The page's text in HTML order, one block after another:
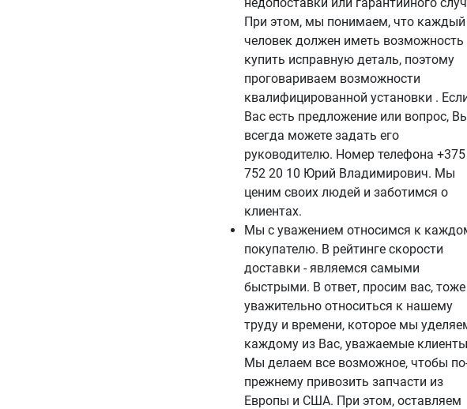
При этом, мы понимаем, что каждый
человек должен иметь возможность
купить исправную деталь, поэтому
проговариваем возможности
квалифицированной установки .
Вас есть предложение или вопрос,
всегда можете задать его
руководителю. Номер телефона
752 20 10 Юрий Владимирович. Мы
ценим своих людей и заботимся о
клиентах.
Мы с уважением относимся к
покупателю. В рейтинге скорости
доставки - являемся самыми
быстрыми. В ответ, просим вас, тоже
уважительно относиться к нашему
труду и времени, которое мы
каждому из Вас, уважаемые
Мы делаем все возможное, чтобы
прежнему привозить запчасти из
Европы и США. При этом, оставляем